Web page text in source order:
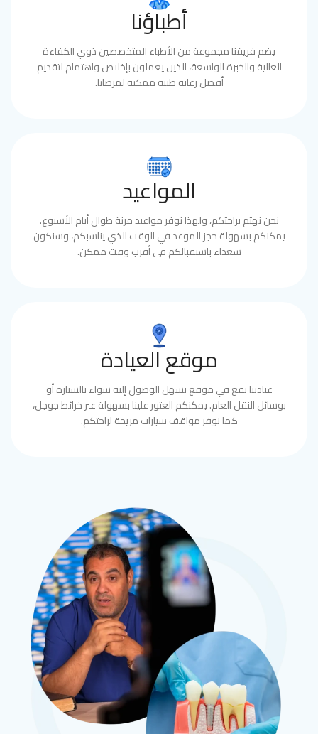
أطباؤنا
يضم فريقنا مجموعة من الأطباء المتخصصين ذوي الكفاءة
العالية والخبرة الواسعة، الذين يعملون بإخلاص واهتمام لتقديم
أفضل رعاية طبية ممكنة لمرضانا.
المواعيد
نحن نهتم براحتكم، ولهذا نوفر مواعيد مرنة طوال أيام الأسبوع.
يمكنكم بسهولة حجز الموعد في الوقت الذي يناسبكم، وسنكون
سعداء باستقبالكم في أقرب وقت ممكن.
موقع العيادة
عيادتنا تقع في موقع يسهل الوصول إليه سواء بالسيارة أو
بوسائل النقل العام. يمكنكم العثور علينا بسهولة عبر خرائط جوجل،
كما نوفر مواقف سيارات مريحة لراحتكم.